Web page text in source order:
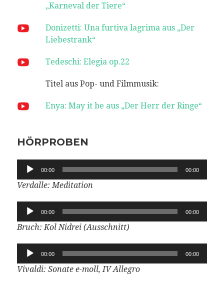
„Karneval der Tiere“
Donizetti: Una furtiva lagrima aus „Der
Liebestrank“
Tedeschi: Elegia op.22
Titel aus Pop- und Filmmusik:
Enya: May it be aus „Der Herr der Ringe“
HÖRPROBEN
Audio-
Player00:00 00:00
Verdalle: Meditation
Audio-
Player00:00 00:00
Bruch: Kol Nidrei (Ausschnitt)
Audio-
Player00:00 00:00
Vivaldi: Sonate e-moll, IV Allegro